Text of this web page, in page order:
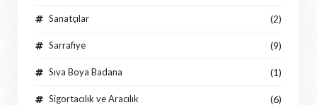
Sanatçılar (2)
Sarrafiye (9)
Sıva Boya Badana (1)
Sigortacılık ve Aracılık (6)